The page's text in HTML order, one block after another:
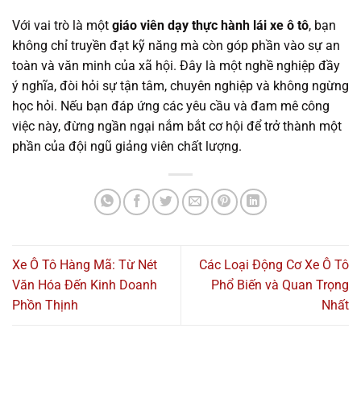
Với vai trò là một giáo viên dạy thực hành lái xe ô tô, bạn
không chỉ truyền đạt kỹ năng mà còn góp phần vào sự an
toàn và văn minh của xã hội. Đây là một nghề nghiệp đầy
ý nghĩa, đòi hỏi sự tận tâm, chuyên nghiệp và không ngừng
học hỏi. Nếu bạn đáp ứng các yêu cầu và đam mê công
việc này, đừng ngần ngại nắm bắt cơ hội để trở thành một
phần của đội ngũ giảng viên chất lượng.
Xe Ô Tô Hàng Mã: Từ Nét
Văn Hóa Đến Kinh Doanh
Phồn Thịnh
Các Loại Động Cơ Xe Ô Tô
Phổ Biến và Quan Trọng
Nhất